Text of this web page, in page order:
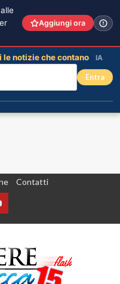
Contatti
alle
Aggiungi ora
notizie che contano IA
Entra